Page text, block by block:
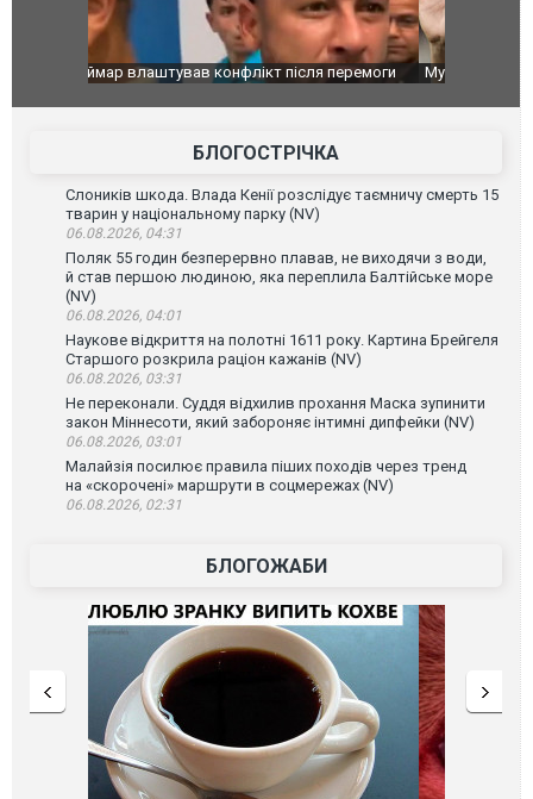
Мудрик провів перший матч за "Челсі" після
під час
Франції
БЛОГОСТРІЧКА
Слоників шкода. Влада Кенії розслідує таємничу смерть 15
тварин у національному парку (NV)
06.08.2026, 04:31
Поляк 55 годин безперервно плавав, не виходячи з води,
й став першою людиною, яка переплила Балтійське море
(NV)
06.08.2026, 04:01
Наукове відкриття на полотні 1611 року. Картина Брейгеля
Старшого розкрила раціон кажанів (NV)
06.08.2026, 03:31
Не переконали. Суддя відхилив прохання Маска зупинити
закон Міннесоти, який забороняє інтимні дипфейки (NV)
06.08.2026, 03:01
Малайзія посилює правила піших походів через тренд
на «скорочені» маршрути в соцмережах (NV)
06.08.2026, 02:31
БЛОГОЖАБИ